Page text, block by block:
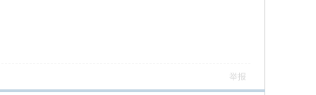
举报